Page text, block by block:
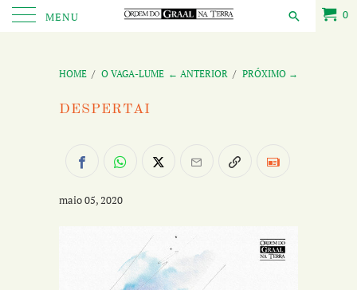
MENU 0
HOME / O VAGA-LUME ← ANTERIOR / PRÓXIMO →
DESPERTAI
maio 05, 2020